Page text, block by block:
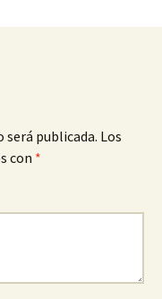
será publicada. Los
con *